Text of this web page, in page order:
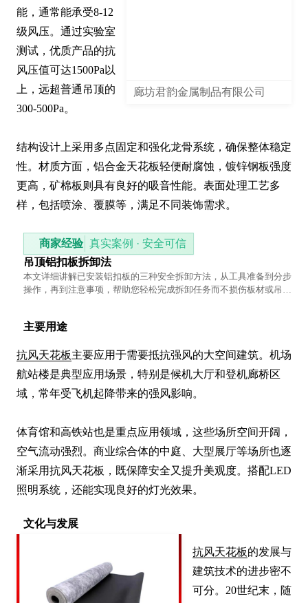
廊坊君韵金属制品有限公司
能，通常能承受8-12
级风压。通过实验室
测试，优质产品的抗
风压值可达1500Pa以
上，远超普通吊顶的
300-500Pa。
结构设计上采用多点固定和强化龙骨系统，确保整体稳定
性。材质方面，铝合金天花板轻便耐腐蚀，镀锌钢板强度
更高，矿棉板则具有良好的吸音性能。表面处理工艺多
样，包括喷涂、覆膜等，满足不同装饰需求。
商家经验 真实案例 · 安全可信
吊顶铝扣板拆卸法
本文详细讲解已安装铝扣板的三种安全拆卸方法，从工具准备到分步
操作，再到注意事项，帮助您轻松完成拆卸任务而不损伤板材或吊顶
主要用途
抗风天花板主要应用于需要抵抗强风的大空间建筑。机场
航站楼是典型应用场景，特别是候机大厅和登机廊桥区
域，常年受飞机起降带来的强风影响。
体育馆和高铁站也是重点应用领域，这些场所空间开阔，
空气流动强烈。商业综合体的中庭、大型展厅等场所也逐
渐采用抗风天花板，既保障安全又提升美观度。搭配LED
照明系统，还能实现良好的灯光效果。
文化与发展
抗风天花板的发展与
建筑技术的进步密不
可分。20世纪末，随